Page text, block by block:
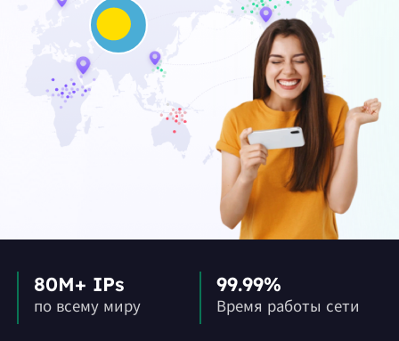
80M+ IPs
по всему миру
99.99%
Время работы сети